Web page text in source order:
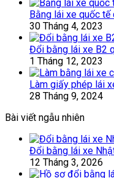
Bằng lái xe quốc
30 Tháng 4, 2023
Đổi bằng lái xe B2
1 Tháng 12, 2023
Làm giấy phép lái
28 Tháng 9, 2024
Bài viết ngẫu nhiên
Đổi bằng lái xe
12 Tháng 3, 2026